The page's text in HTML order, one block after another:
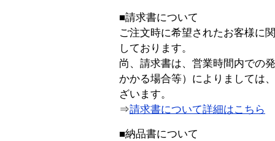
■請求書について
ご注文時に希望されたお客様に
しております。
尚、請求書は、営業時間内での
かかる場合等）によりましては
ざいます。
⇒請求書について詳細はこちら
■納品書について